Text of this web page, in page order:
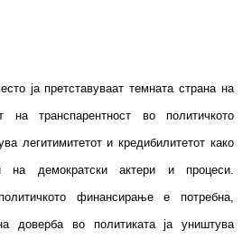
ја претставуваат темната страна на
на транспарентност во политичкото
легитимитетот и кредибилитетот како
демократски актери и процеси.
финансирање е потребна,
доверба во политиката ја уништува